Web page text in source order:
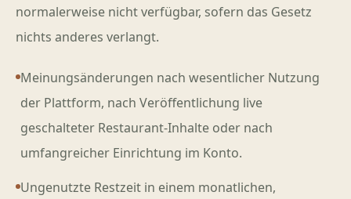
normalerweise nicht verfügbar, sofern das Gesetz
nichts anderes verlangt.
Meinungsänderungen nach wesentlicher Nutzung
der Plattform, nach Veröffentlichung live
geschalteter Restaurant-Inhalte oder nach
umfangreicher Einrichtung im Konto.
Ungenutzte Restzeit in einem monatlichen,